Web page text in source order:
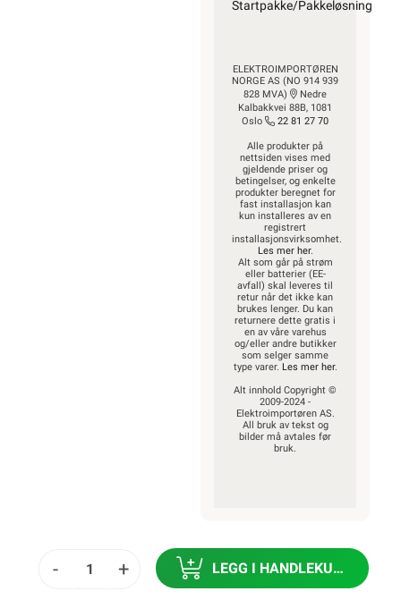
Startpakke/Pakkeløsning
ELEKTROIMPORTØREN
NORGE AS (NO 914 939
828 MVA)
Nedre
Kalbakkvei 88B, 1081
Oslo
22 81 27 70
Alle produkter på
nettsiden vises med
gjeldende priser og
betingelser, og enkelte
produkter beregnet for
fast installasjon kan
kun installeres av en
registrert
installasjonsvirksomhet.
Les mer her.
Alt som går på strøm
eller batterier (EE-
avfall) skal leveres til
retur når det ikke kan
brukes lenger. Du kan
returnere dette gratis i
en av våre varehus
og/eller andre butikker
som selger samme
type varer. Les mer her.
Alt innhold Copyright ©
2009-2024 -
Elektroimportøren AS.
All bruk av tekst og
bilder må avtales før
bruk.
- + LEGG I HANDLEKURV